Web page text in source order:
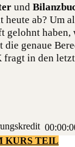
und
ab? Um
gelohnt
genaue
in den
KURS TEIL